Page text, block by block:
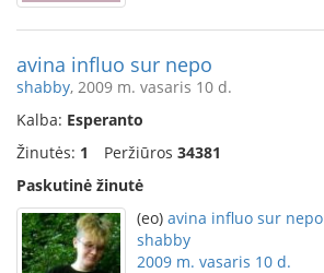
avina influo sur nepo
shabby, 2009 m. vasaris 10 d.
Kalba: Esperanto
Žinutės: 1 Peržiūros 34381
Paskutinė žinutė
(eo) avina influo sur nepo
shabby
2009 m. vasaris 10 d.